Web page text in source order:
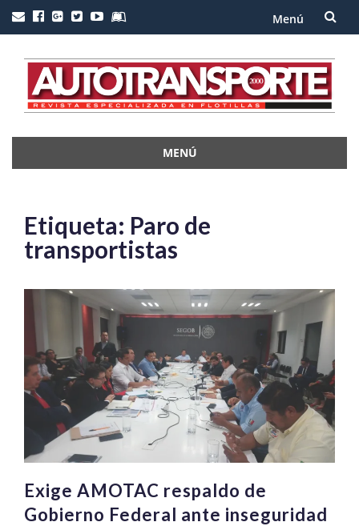
Menú
al
contenido
MENÚ
Etiqueta: Paro de
transportistas
Exige AMOTAC respaldo de
Gobierno Federal ante inseguridad